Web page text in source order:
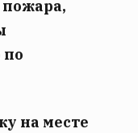
по
на месте